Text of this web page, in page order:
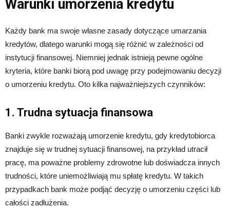
Warunki umorzenia kredytu
Każdy bank ma swoje własne zasady dotyczące umarzania
kredytów, dlatego warunki mogą się różnić w zależności od
instytucji finansowej. Niemniej jednak istnieją pewne ogólne
kryteria, które banki biorą pod uwagę przy podejmowaniu decyzji
o umorzeniu kredytu. Oto kilka najważniejszych czynników:
1. Trudna sytuacja finansowa
Banki zwykle rozważają umorzenie kredytu, gdy kredytobiorca
znajduje się w trudnej sytuacji finansowej, na przykład utracił
pracę, ma poważne problemy zdrowotne lub doświadcza innych
trudności, które uniemożliwiają mu spłatę kredytu. W takich
przypadkach bank może podjąć decyzję o umorzeniu części lub
całości zadłużenia.